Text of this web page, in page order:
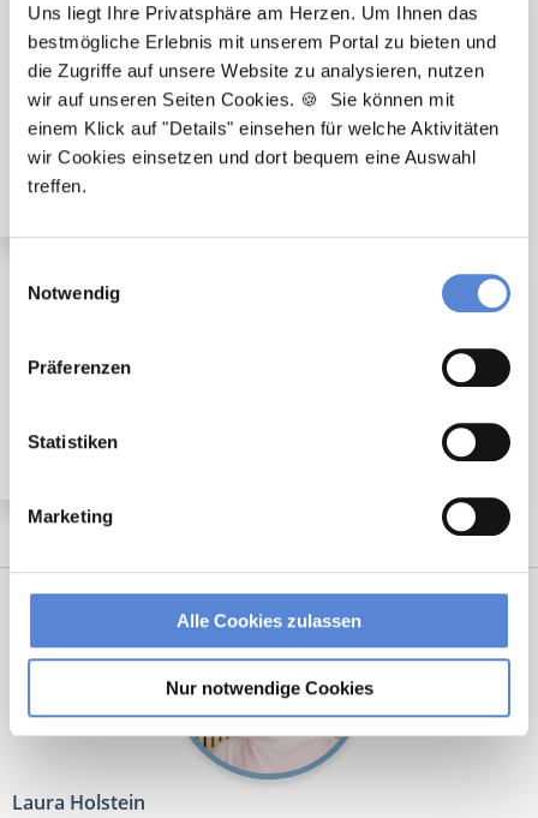
Uns liegt Ihre Privatsphäre am Herzen. Um Ihnen das
bestmögliche Erlebnis mit unserem Portal zu bieten und
die Zugriffe auf unsere Website zu analysieren, nutzen
wir auf unseren Seiten Cookies. 🍪 Sie können mit
einem Klick auf "Details" einsehen für welche Aktivitäten
wir Cookies einsetzen und dort bequem eine Auswahl
treffen.
Notwendig
Präferenzen
Statistiken
Marketing
Alle Cookies zulassen
Nur notwendige Cookies
🌟 PREMIUM-STELLENANGEBOT 🌟
Angestellter Facharzt (m/w/d) in Voll- oder Teilzeit
ab sofort in Lindenberg
🌟 PREMIUM-STELLENANGEBOT 🌟
Angestellter Facharzt mit Option auf Übernahme
(m/w/d) in Voll- oder Teilzeit ab sofort in Lindenberg
Laura Holstein